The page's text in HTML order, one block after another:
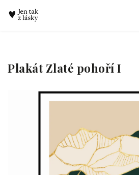
Plakát Zlaté pohoří I